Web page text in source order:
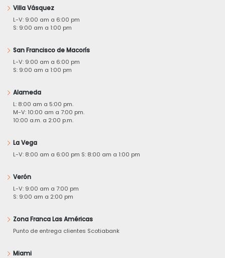
Villa Vásquez
L-V: 9:00 am a 6:00 pm
S: 9:00 am a 1:00 pm
San Francisco de Macorís
L-V: 9:00 am a 6:00 pm
S: 9:00 am a 1:00 pm
Alameda
L: 8:00 am a 5:00 pm.
M-V: 10:00 am a 7:00 pm.
10:00 a.m. a 2:00 p.m.
La Vega
L-V: 8:00 am a 6:00 pm S: 8:00 am a 1:00 pm
Verón
L-V: 9:00 am a 7:00 pm
S: 9:00 am a 2:00 pm
Zona Franca Las Américas
Punto de entrega clientes Scotiabank
Miami